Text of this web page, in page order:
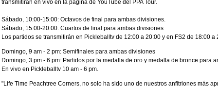
transmitirán en vivo en la página de YouTube del PPA Tour.
Sábado, 10:00-15:00: Octavos de final para ambas divisiones.
Sábado, 15:00-20:00: Cuartos de final para ambas divisiones
Los partidos se transmitirán en Pickleballtv de 12:00 a 20:00 y en FS2 de 18:00 a
Domingo, 9 am - 2 pm: Semifinales para ambas divisiones
Domingo, 3 pm - 6 pm: Partidos por la medalla de oro y medalla de bronce para
En vivo en Pickleballtv 10 am - 6 pm.
"Life Time Peachtree Corners, no solo ha sido uno de nuestros anfitriones más